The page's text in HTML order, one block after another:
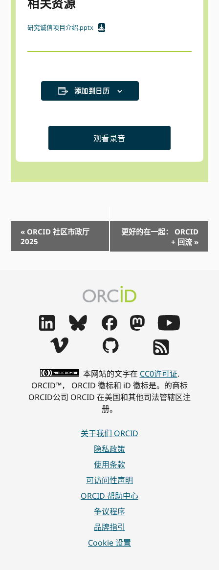
研究诚信项目介绍.pptx
添加到日历
观看录音
事
件
« ORCID 社区市政厅
2025
更好的在一起： ORCID
+ 回流 »
本网站的文字在 CC0许可证.
ORCID™， ORCID 徽标和 iD 徽标是。的商标
ORCID公司 ORCID 在美国和其他司法管辖区注
册。
关于我们 ORCID
隐私政策
使用条款
可访问性声明
ORCID 帮助中心
争议程序
品牌指引
Cookie 设置